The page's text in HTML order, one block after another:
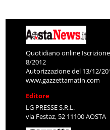
Quotidiano online
8/2012
Autorizzazione del 13/12/
www.gazzettamatin.com
Editore
LG PRESSE S.R.L.
via Festaz, 52 11100 AOSTA